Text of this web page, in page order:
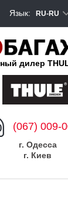
Язык: RU-RU
дилер
(067) 009-
г. Одесса
г. Киев